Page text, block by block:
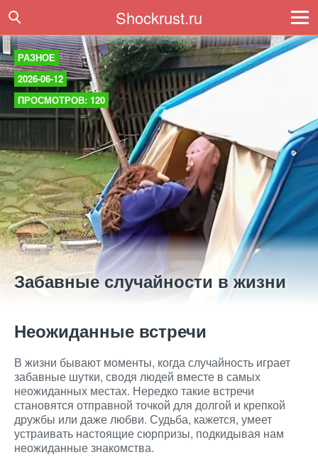
Shockrust.ru
РАЗНОЕ
2026-06-12
ПРОСМОТРОВ: 120
Забавные случайности в жизни
Неожиданные встречи
В жизни бывают моменты, когда случайность играет
забавные шутки, сводя людей вместе в самых
неожиданных местах. Нередко такие встречи
становятся отправной точкой для долгой и крепкой
дружбы или даже любви. Судьба, кажется, умеет
устраивать настоящие сюрпризы, подкидывая нам
неожиданные знакомства.